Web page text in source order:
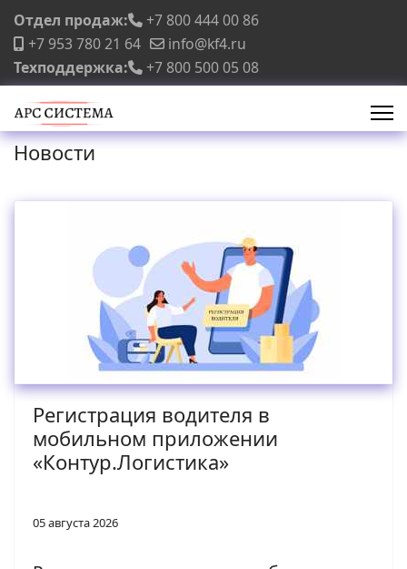
Отдел продаж:
+7 800 444 00 86
+7 953 780 21 64
info@kf4.ru
Техподдержка:
+7 800 500 05 08
Новости
Регистрация водителя в
мобильном приложении
«Контур.Логистика»
05 августа 2026